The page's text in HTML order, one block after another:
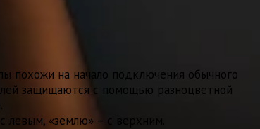
похожи на начало подключения обычного
защищаются с помощью разноцветной
левым, «землю» – с верхним.